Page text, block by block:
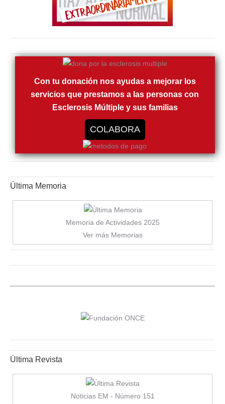
Con tu donación nos ayudas a mejorar los
servicios que prestamos a las personas con
Esclerosis Múltiple y sus familias
COLABORA
Última Memoria
Memoria de Actividades 2025
Ver más Memorias
Última Revista
Noticias EM - Número 151